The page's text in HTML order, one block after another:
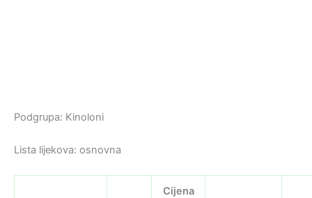
Podgrupa: Kinoloni
Lista lijekova: osnovna
Cijena